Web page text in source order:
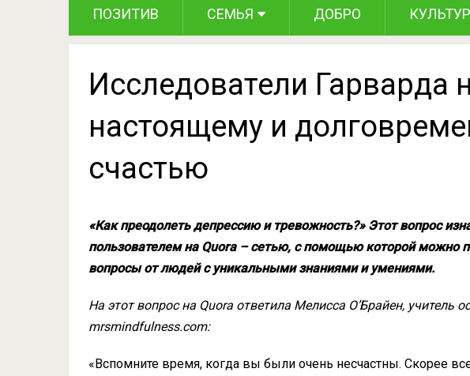
ПОЗИТИВ СЕМЬЯ ДОБРО
Исследователи Гарварда
настоящему и
счастью
«Как преодолеть депрессию и тревожность?» Этот вопрос
пользователем на Quora – сетью, с помощью которой можно
вопросы от людей с уникальными знаниями и умениями.
На этот вопрос на Quora ответила Мелисса О’Брайен, учитель
mrsmindfulness.com:
«Вспомните время, когда вы были очень несчастны. Скорее